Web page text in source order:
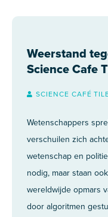
Weerstand
Science Cafe
SCIENCE CAFÉ
Wetenschappers
verschuilen zich
wetenschap en
nodig, maar staan
wereldwijde opmars
door algoritmen